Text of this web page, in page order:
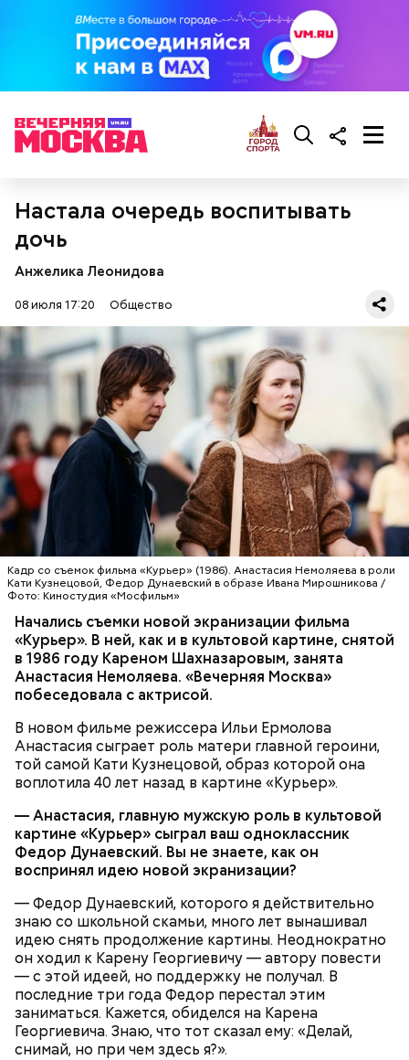
Настала очередь воспитывать
дочь
Анжелика Леонидова
08 июля 17:20 Общество
Кадр со съемок фильма «Курьер» (1986). Анастасия Немоляева в роли
Кати Кузнецовой, Федор Дунаевский в образе Ивана Мирошникова /
Фото: Киностудия «Мосфильм»
Начались съемки новой экранизации фильма
«Курьер». В ней, как и в культовой картине, снятой
в 1986 году Кареном Шахназаровым, занята
Анастасия Немоляева. «Вечерняя Москва»
побеседовала с актрисой.
В новом фильме режиссера Ильи Ермолова
Анастасия сыграет роль матери главной героини,
той самой Кати Кузнецовой, образ которой она
воплотила 40 лет назад в картине «Курьер».
— Анастасия, главную мужскую роль в культовой
картине «Курьер» сыграл ваш одноклассник
Федор Дунаевский. Вы не знаете, как он
воспринял идею новой экранизации?
— Федор Дунаевский, которого я действительно
знаю со школьной скамьи, много лет вынашивал
идею снять продолжение картины. Неоднократно
он ходил к Карену Георгиевичу — автору повести
— с этой идеей, но поддержку не получал. В
последние три года Федор перестал этим
заниматься. Кажется, обиделся на Карена
Георгиевича. Знаю, что тот сказал ему: «Делай,
снимай, но при чем здесь я?».